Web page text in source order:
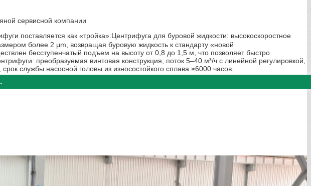
сервисной компании
поставляется как «тройка»:Центрифуга для буровой жидкости: высокоскоростное
более 2 μm, возвращая буровую жидкость к стандарту «новой
бесступенчатый подъем на высоту от 0,8 до 1,5 м, что позволяет быстро
преобразуемая винтовая конструкция, поток 5–40 м³/ч с линейной регулировкой,
службы насосной головы из износостойкого сплава ≥6000 часов.